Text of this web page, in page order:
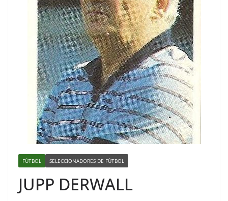
FÚTBOL SELECCIONADORES DE FÚTBOL
JUPP DERWALL